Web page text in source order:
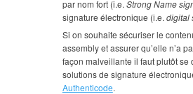
par nom fort (i.e. Strong Name
signature électronique (i.e. digital
Si on souhaite sécuriser le
assembly et assurer qu’elle n’a
façon malveillante il faut plutôt se
solutions de signature
Authenticode.